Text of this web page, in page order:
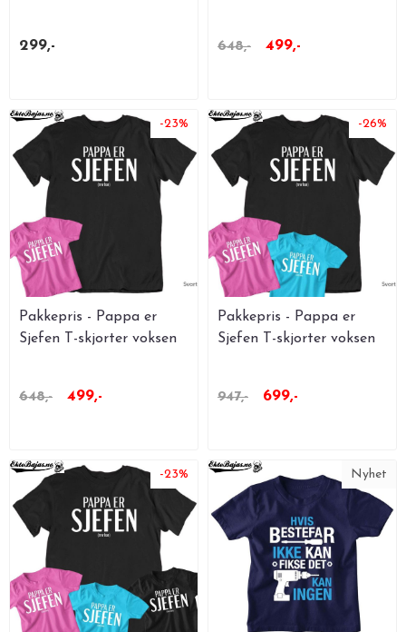
299,- 648,- 499,-
-23%
Pakkepris - Pappa er
Sjefen T-skjorter voksen
648,- 499,-
-26%
Pakkepris - Pappa er
Sjefen T-skjorter voksen
947,- 699,-
-23% Nyhet